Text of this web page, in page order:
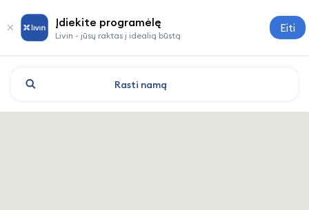
Įdiekite programėlę
Livin - jūsų raktas į idealią būstą
Eiti
Rasti namą
Yekaterinburg: viešbučiai ir